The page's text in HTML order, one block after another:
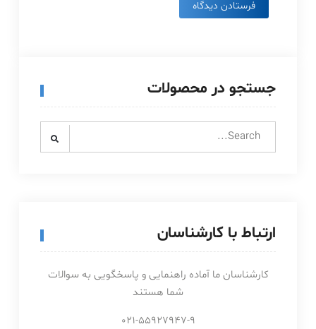
جستجو در محصولات
Search
ارتباط با کارشناسان
کارشناسان ما آماده راهنمایی و پاسخگویی به سوالات
شما هستند
021-55927947-9